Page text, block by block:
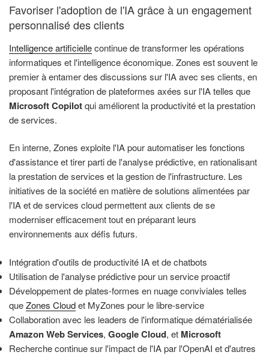
Favoriser l'adoption de l'IA grâce à un engagement
personnalisé des clients
Intelligence artificiellecontinue de transformer les opérations
informatiques et l'intelligence économique. Zones est souvent le
premier à entamer des discussions sur l'IA avec ses clients, en
proposant l'intégration de plateformes axées sur l'IA telles que
Microsoft Copilotqui améliorent la productivité et la prestation
de services.
En interne, Zones exploite l'IA pour automatiser les fonctions
d'assistance et tirer parti de l'analyse prédictive, en rationalisant
la prestation de services et la gestion de l'infrastructure. Les
initiatives de la société en matière de solutions alimentées par
l'IA et de services cloud permettent aux clients de se
moderniser efficacement tout en préparant leurs
environnements aux défis futurs.
Intégration d'outils de productivité IA et de chatbots
Utilisation de l'analyse prédictive pour un service proactif
Développement de plates-formes en nuage conviviales telles
queZones Cloudet MyZones pour le libre-service
Collaboration avec les leaders de l'informatique dématérialisée
Amazon Web Services, Google Cloud, et Microsoft
Recherche continue sur l'impact de l'IA par l'OpenAI et d'autres